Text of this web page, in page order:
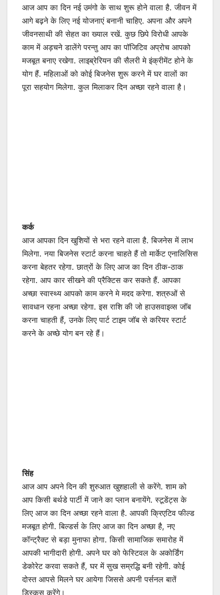
आज आप का दिन नई उमंगो के साथ शुरू होने वाला है. जीवन में
आगे बढ़ने के लिए नई योजनाएं बनानी चाहिए. अपना और अपने
जीवनसाथी की सेहत का ख्याल रखें. कुछ छिपे विरोधी आपके
काम में अड़चने डालेंगे परन्तु आप का पॉजिटिव अप्रोच आपको
मजबूत बनाए रखेगा. लाइब्रेरियन की सैलरी मे इंक्रीमेंट होने के
योग हैं. महिलाओं को कोई बिजनेस शुरू करने में घर वालों का
पूरा सहयोग मिलेगा. कुल मिलाकर दिन अच्छा रहने वाला है।
कर्क
आज आपका दिन खुशियों से भरा रहने वाला है. बिजनेस में लाभ
मिलेगा. नया बिजनेस स्टार्ट करना चाहते हैं तो मार्केट एनालिसिस
करना बेहतर रहेगा. छात्रों के लिए आज का दिन ठीक-ठाक
रहेगा. आप कार सीखने की प्रैक्टिस कर सकते हैं. आपका
अच्छा स्वास्थ्य आपको काम करने मे मदद करेगा. शत्रुओं से
सावधान रहना अच्छा रहेगा. इस राशि की जो हाउसवाइव्स जॉब
करना चाहती हैं, उनके लिए पार्ट टाइम जॉब से करियर स्टार्ट
करने के अच्छे योग बन रहे हैं।
सिंह
आज आप अपने दिन की शुरुआत खुशहाली से करेंगे. शाम को
आप किसी बर्थडे पार्टी में जाने का प्लान बनायेंगे. स्टूडेंट्स के
लिए आज का दिन अच्छा रहने वाला है. आपकी क्रिएटिव फील्ड
मजबूत होगी. बिल्डर्स के लिए आज का दिन अच्छा है, नए
कॉन्ट्रैक्ट से बड़ा मुनाफा होगा. किसी सामाजिक समारोह में
आपकी भागीदारी होगी. अपने घर को फेस्टिवल के अकोर्डिंग
डेकोरेट करवा सकते हैं, घर में सुख सम्रद्धि बनी रहेगी. कोई
दोस्त आपसे मिलने घर आयेगा जिससे अपनी पर्सनल बातें
डिस्कस करेंगे।